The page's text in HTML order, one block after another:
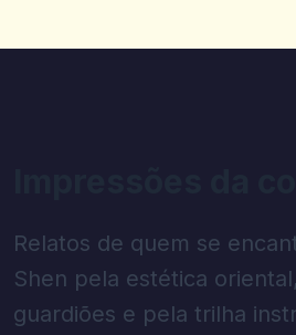
Relatos de quem se
Shen pela estética
guardiões e pela trilha
Foi realmente fácil de usar
2025-10-01 07:09:57
A reserva de ingressos foi mais fácil do
bebida foi melhor valor do que eu
0 0